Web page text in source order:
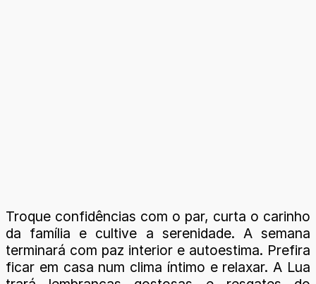
Troque confidências com o par, curta o carinho
da família e cultive a serenidade. A semana
terminará com paz interior e autoestima. Prefira
ficar em casa num clima íntimo e relaxar. A Lua